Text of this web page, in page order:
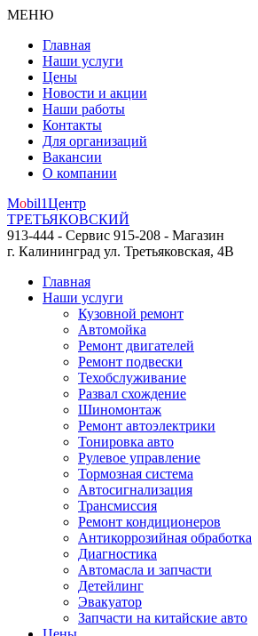
МЕНЮ
Главная
Наши услуги
Цены
Новости и акции
Наши работы
Контакты
Для организаций
Вакансии
О компании
Mobil1Центр
ТРЕТЬЯКОВСКИЙ
913-444 - Сервис 915-208 - Магазин
г. Калининград ул. Третьяковская, 4В
Главная
Наши услуги
Кузовной ремонт
Автомойка
Ремонт двигателей
Ремонт подвески
Техобслуживание
Развал схождение
Шиномонтаж
Ремонт автоэлектрики
Тонировка авто
Рулевое управление
Тормозная система
Автосигнализация
Трансмиссия
Ремонт кондиционеров
Антикоррозийная обработка
Диагностика
Автомасла и запчасти
Детейлинг
Эвакуатор
Запчасти на китайские авто